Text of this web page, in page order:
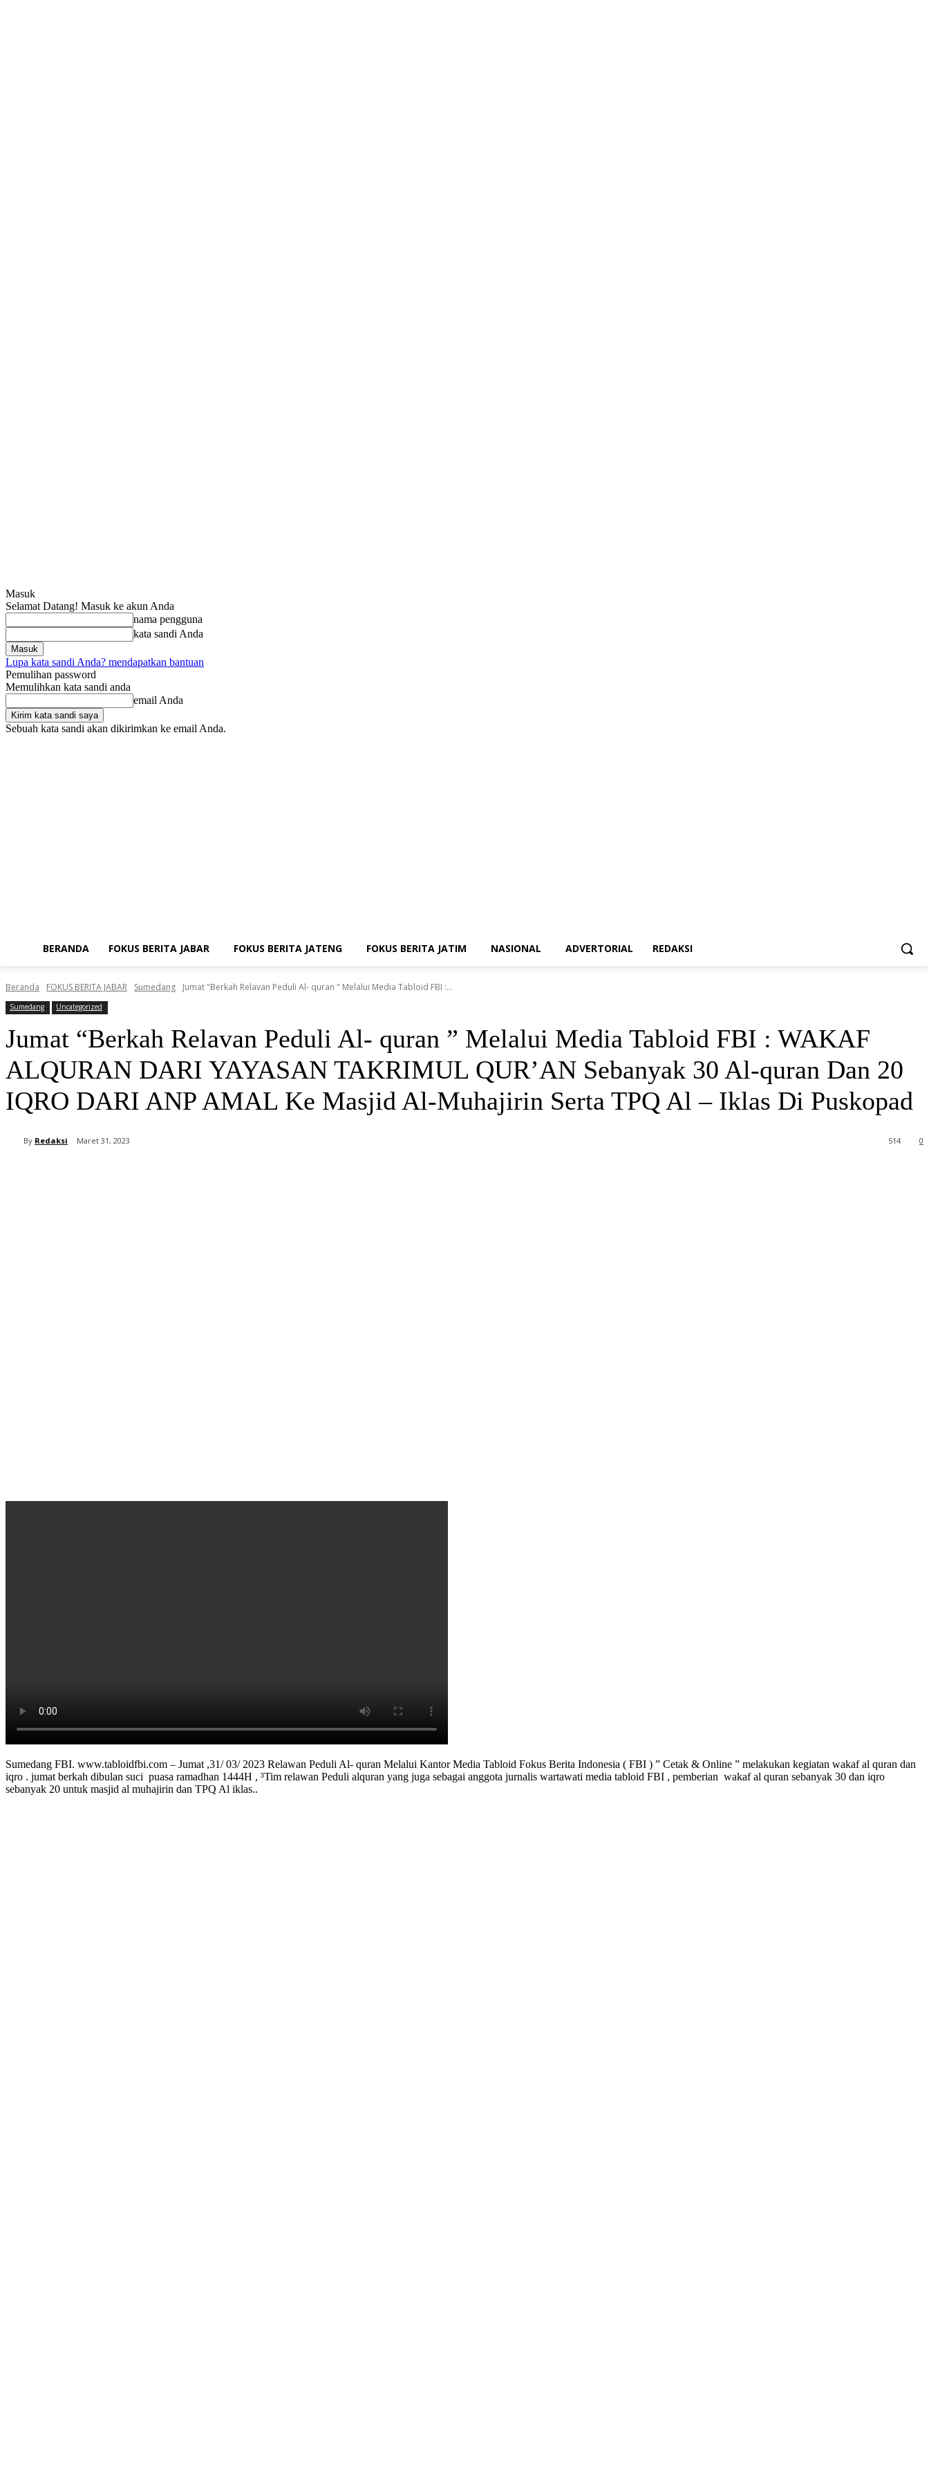
Masuk
Selamat Datang! Masuk ke akun Anda
nama pengguna
kata sandi Anda
Lupa kata sandi Anda? mendapatkan bantuan
Pemulihan password
Memulihkan kata sandi anda
email Anda
Sebuah kata sandi akan dikirimkan ke email Anda.
BERANDA FOKUS BERITA JABAR FOKUS BERITA JATENG FOKUS BERITA JATIM NASIONAL ADVERTORIAL REDAKSI
Beranda FOKUS BERITA JABAR Sumedang Jumat "Berkah Relavan Peduli Al- quran " Melalui Media Tabloid FBI :...
Sumedang Uncategorized
Jumat “Berkah Relavan Peduli Al- quran ” Melalui Media Tabloid FBI : WAKAF
ALQURAN DARI YAYASAN TAKRIMUL QUR’AN Sebanyak 30 Al-quran Dan 20
IQRO DARI ANP AMAL Ke Masjid Al-Muhajirin Serta TPQ Al – Iklas Di Puskopad
By Redaksi Maret 31, 2023 0
514
Sumedang FBI. www.tabloidfbi.com – Jumat ,31/ 03/ 2023 Relawan Peduli Al- quran Melalui Kantor Media Tabloid Fokus Berita Indonesia ( FBI ) ” Cetak & Online ” melakukan kegiatan wakaf al quran dan
iqro . jumat berkah dibulan suci puasa ramadhan 1444H , ³Tim relawan Peduli alquran yang juga sebagai anggota jurnalis wartawati media tabloid FBI , pemberian wakaf al quran sebanyak 30 dan iqro
sebanyak 20 untuk masjid al muhajirin dan TPQ Al iklas..